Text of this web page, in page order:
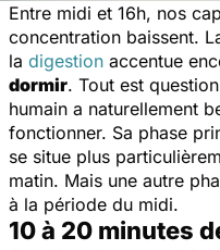
Entre midi et 16h, nos
concentration baissent.
la digestion accentue
dormir. Tout est
humain a naturellement
fonctionner. Sa phase
se situe plus
matin. Mais une autre
à la période du midi.
10 à 20 minutes